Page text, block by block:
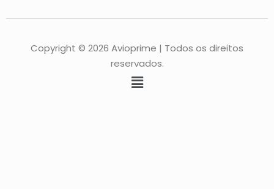
Copyright © 2026 Avioprime | Todos os direitos
reservados.